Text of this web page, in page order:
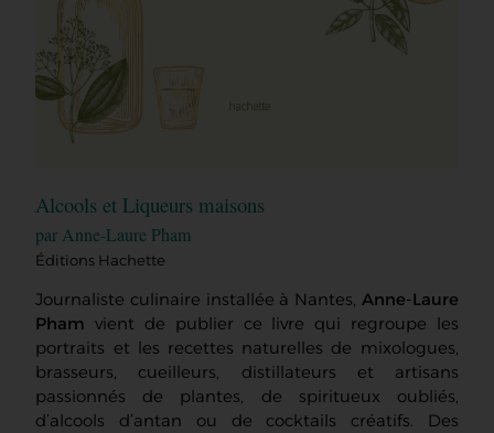
Alcools et Liqueurs maisons
par Anne-Laure Pham
Éditions Hachette
Journaliste culinaire installée à Nantes, Anne-Laure
Pham vient de publier ce livre qui regroupe les
portraits et les recettes naturelles de mixologues,
brasseurs, cueilleurs, distillateurs et artisans
passionnés de plantes, de spiritueux oubliés,
d’alcools d’antan ou de cocktails créatifs. Des